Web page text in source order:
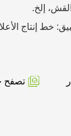
إلخ.
تصفح